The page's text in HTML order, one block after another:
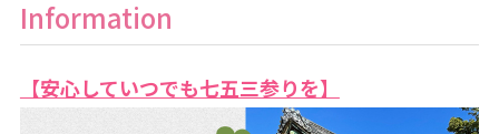
Information
【安心していつでも七五三参りを】